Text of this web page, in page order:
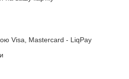
Visa, Mastercard - LiqPay